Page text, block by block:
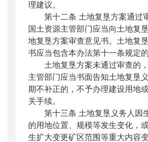
理建议。
第十二条 土地复垦方案通过
国土资源主管部门应当向土地复
地复垦方案审查意见书。土地复
书应当包含本办法第十一条规定的
土地复垦方案未通过审查的，
主管部门应当书面告知土地复垦
期不补正的，不予办理建设用地
关手续。
第十三条 土地复垦义务人因
的用地位置、规模等发生变化，
生扩大变更矿区范围等重大内容